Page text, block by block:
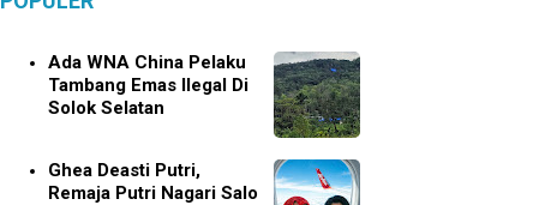
Ada WNA China Pelaku
Tambang Emas Ilegal Di
Solok Selatan
Ghea Deasti Putri,
Remaja Putri Nagari Salo